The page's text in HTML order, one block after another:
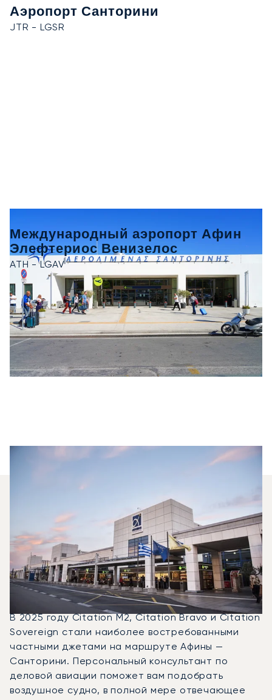
Аэропорт Санторини
JTR - LGSR
Международный аэропорт Афин
Элефтериос Венизелос
ATH - LGAV
Какие Типы Бизнес-
Джетов Можно
Арендовать Для
Перелета Между
Санторини И Афинами?
В 2025 году Citation M2, Citation Bravo и Citation
Sovereign стали наиболее востребованными
частными джетами на маршруте Афины —
Санторини. Персональный консультант по
деловой авиации поможет вам подобрать
воздушное судно, в полной мере отвечающее